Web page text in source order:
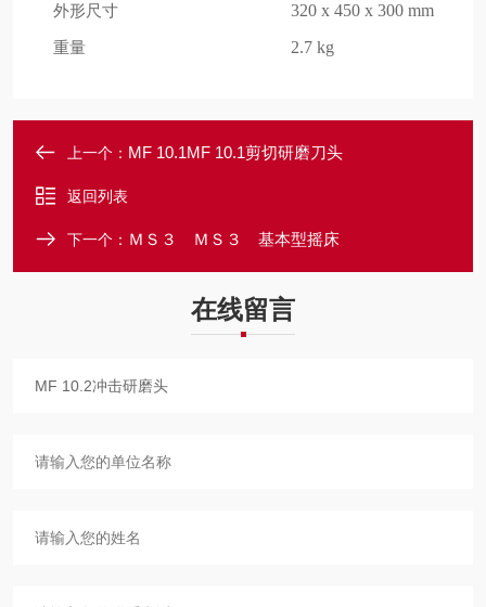
外形尺寸
320 x 450 x 300 mm
重量
2.7 kg
上一个： MF 10.1MF 10.1剪切研磨刀头
返回列表
下一个： ＭＳ３ ＭＳ３ 基本型摇床
在线留言